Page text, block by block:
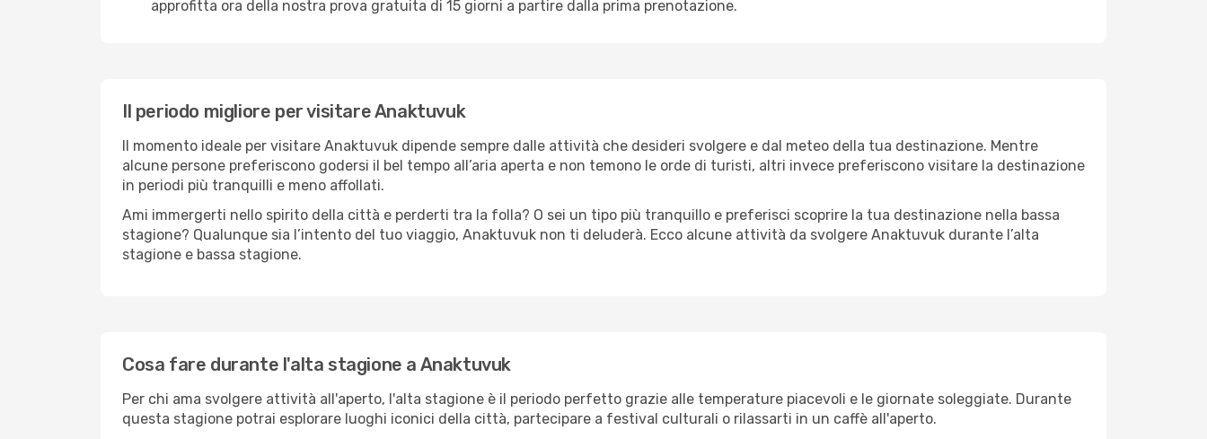
approfitta ora della nostra prova gratuita di 15 giorni a partire dalla prima prenotazione.
Il periodo migliore per visitare Anaktuvuk
Il momento ideale per visitare Anaktuvuk dipende sempre dalle attività che desideri svolgere e dal meteo della tua destinazione. Mentre
alcune persone preferiscono godersi il bel tempo all’aria aperta e non temono le orde di turisti, altri invece preferiscono visitare la destinazione
in periodi più tranquilli e meno affollati.
Ami immergerti nello spirito della città e perderti tra la folla? O sei un tipo più tranquillo e preferisci scoprire la tua destinazione nella bassa
stagione? Qualunque sia l’intento del tuo viaggio, Anaktuvuk non ti deluderà. Ecco alcune attività da svolgere Anaktuvuk durante l’alta
stagione e bassa stagione.
Cosa fare durante l'alta stagione a Anaktuvuk
Per chi ama svolgere attività all'aperto, l'alta stagione è il periodo perfetto grazie alle temperature piacevoli e le giornate soleggiate. Durante
questa stagione potrai esplorare luoghi iconici della città, partecipare a festival culturali o rilassarti in un caffè all'aperto.